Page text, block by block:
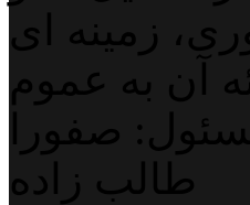
زمینه ای
آن به عموم
صفورا
طالب زاده